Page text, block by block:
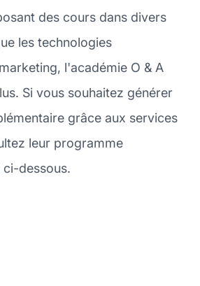
des cours dans divers
les technologies
l'académie O & A
Si vous souhaitez générer
grâce aux services
leur programme
ci-dessous.